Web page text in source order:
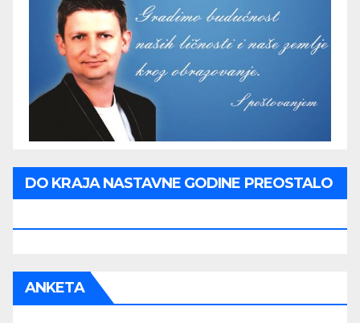
DO KRAJA NASTAVNE GODINE PREOSTALO
ANKETA